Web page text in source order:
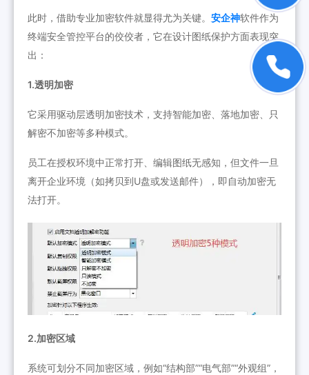
此时，借助专业加密软件就显得尤为关键。 安企神软件作为
终端安全管控平台的佼佼者，它在设计图纸保护方面表现突
出：
1.透明加密
它采用驱动层透明加密技术，支持智能加密、落地加密、只
解密不加密等多种模式。
员工在授权环境中正常打开、编辑图纸无感知，但文件一旦
离开企业环境（如拷贝到U盘或发送邮件），即自动加密无
法打开。
2.加密区域
系统可划分不同加密区域，例如“结构部”“电气部”“外观组”，